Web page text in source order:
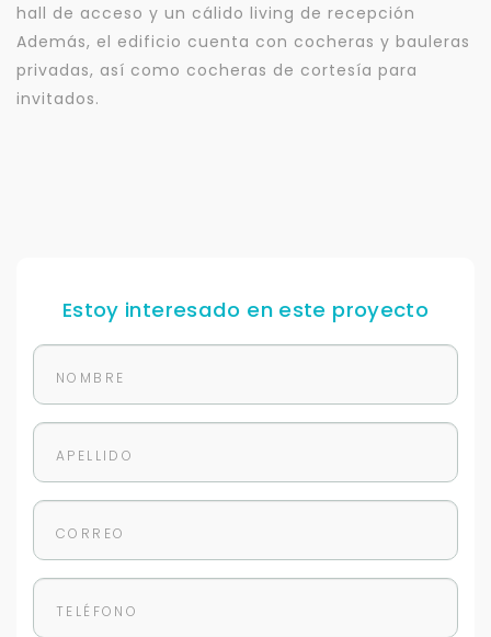
hall de acceso y un cálido living de recepción
Además, el edificio cuenta con cocheras y bauleras
privadas, así como cocheras de cortesía para
invitados.
Estoy interesado en este proyecto